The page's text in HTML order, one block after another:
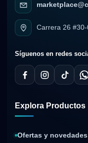
Carrera 26
Síguenos en redes
Explora Productos
Ofertas y novedades